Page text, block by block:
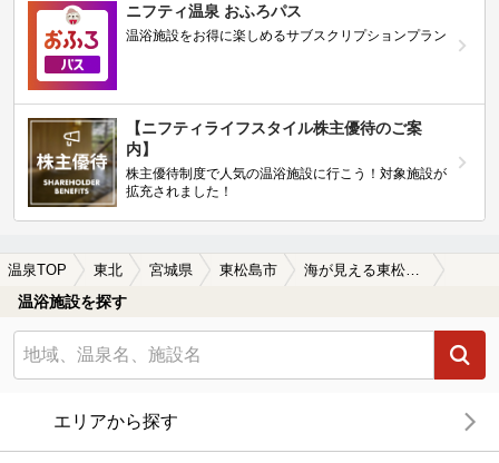
ニフティ温泉 おふろパス
温浴施設をお得に楽しめるサブスクリプションプラン
【ニフティライフスタイル株主優待のご案
内】
株主優待制度で人気の温浴施設に行こう！対象施設が
拡充されました！
温泉TOP 東北 宮城県 東松島市
温浴施設を探す
エリアから探す